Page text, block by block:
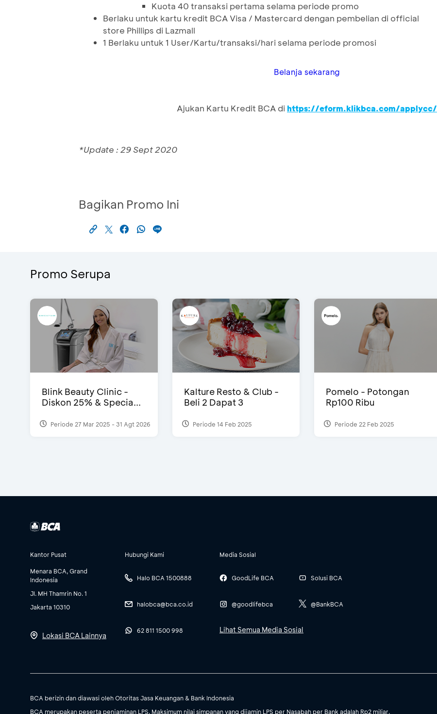
Kuota 40 transaksi pertama selama periode promo
Berlaku untuk kartu kredit BCA Visa / Mastercard dengan pembelian di official
store Phillips di Lazmall
1 Berlaku untuk 1 User/Kartu/transaksi/hari selama periode promosi
Belanja sekarang
Ajukan Kartu Kredit BCA di https://eform.klikbca.com/applycc/
*Update : 29 Sept 2020
Bagikan Promo Ini
Promo Serupa
Blink Beauty Clinic -
Diskon 25% & Specia...
Periode 27 Mar 2025 - 31 Agt 2026
Kalture Resto & Club -
Beli 2 Dapat 3
Periode 14 Feb 2025
Pomelo - Potongan
Rp100 Ribu
Periode 22 Feb 2025
Kantor Pusat
Menara BCA, Grand
Indonesia
Jl. MH Thamrin No. 1
Jakarta 10310
Lokasi BCA Lainnya
Hubungi Kami
Halo BCA 1500888
halobca@bca.co.id
62 811 1500 998
Media Sosial
GoodLife BCA
@goodlifebca
Solusi BCA
@BankBCA
Lihat Semua Media Sosial
BCA berizin dan diawasi oleh Otoritas Jasa Keuangan & Bank Indonesia
BCA merupakan peserta penjaminan LPS. Maksimum nilai simpanan yang dijamin LPS per Nasabah per Bank adalah Rp2 miliar.